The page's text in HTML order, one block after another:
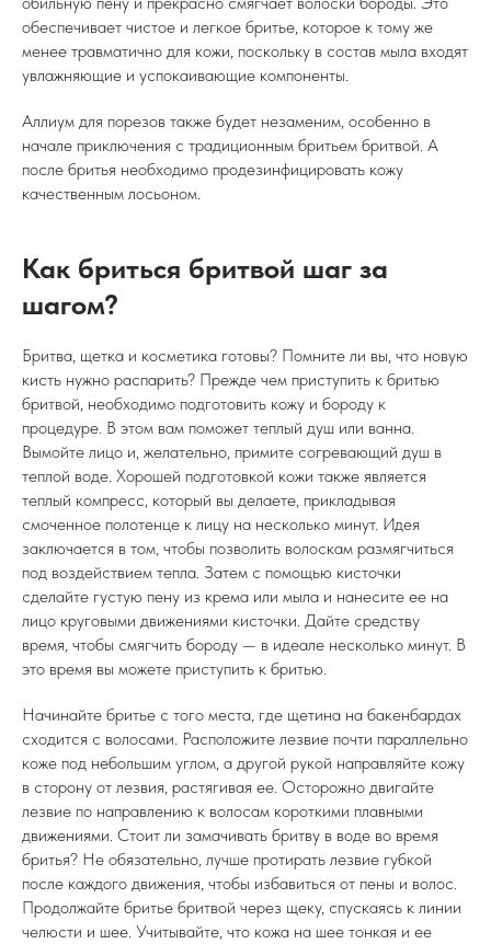
обеспечивает чистое и легкое бритье, которое к тому же
менее травматично для кожи, поскольку в состав мыла входят
увлажняющие и успокаивающие компоненты.
Аллиум для порезов также будет незаменим, особенно в
начале приключения с традиционным бритьем бритвой. А
после бритья необходимо продезинфицировать кожу
качественным лосьоном.
Как бриться бритвой шаг за
шагом?
Бритва, щетка и косметика готовы? Помните ли вы, что новую
кисть нужно распарить? Прежде чем приступить к бритью
бритвой, необходимо подготовить кожу и бороду к
процедуре. В этом вам поможет теплый душ или ванна.
Вымойте лицо и, желательно, примите согревающий душ в
теплой воде. Хорошей подготовкой кожи также является
теплый компресс, который вы делаете, прикладывая
смоченное полотенце к лицу на несколько минут. Идея
заключается в том, чтобы позволить волоскам размягчиться
под воздействием тепла. Затем с помощью кисточки
сделайте густую пену из крема или мыла и нанесите ее на
лицо круговыми движениями кисточки. Дайте средству
время, чтобы смягчить бороду — в идеале несколько минут. В
это время вы можете приступить к бритью.
Начинайте бритье с того места, где щетина на бакенбардах
сходится с волосами. Расположите лезвие почти параллельно
коже под небольшим углом, а другой рукой направляйте кожу
в сторону от лезвия, растягивая ее. Осторожно двигайте
лезвие по направлению к волосам короткими плавными
движениями. Стоит ли замачивать бритву в воде во время
бритья? Не обязательно, лучше протирать лезвие губкой
после каждого движения, чтобы избавиться от пены и волос.
Продолжайте бритье бритвой через щеку, спускаясь к линии
челюсти и шее. Учитывайте, что кожа на шее тонкая и ее